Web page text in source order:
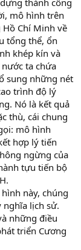
mô hình trên
Chí Minh về
tổng thể, ổn
khép kín và
ta chứa
sung những nét
trình độ lý
Nó là kết quả
thù, cái chung
mô hình
hợp lý tiến
ngừng của
tựu tiến bộ
này, chúng
lịch sử.
những điều
triển Cương